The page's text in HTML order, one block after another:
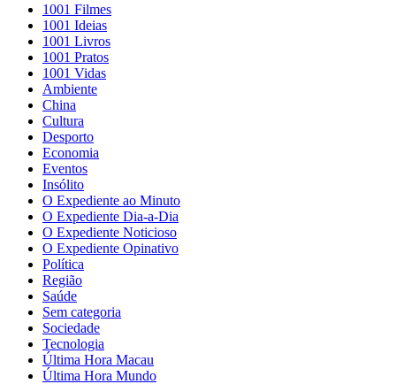
1001 Filmes
1001 Ideias
1001 Livros
1001 Pratos
1001 Vidas
Ambiente
China
Cultura
Desporto
Economia
Eventos
Insólito
O Expediente ao Minuto
O Expediente Dia-a-Dia
O Expediente Noticioso
O Expediente Opinativo
Política
Região
Saúde
Sem categoria
Sociedade
Tecnologia
Última Hora Macau
Última Hora Mundo